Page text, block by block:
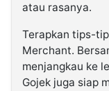
atau rasanya.
Terapkan tips-
Merchant.
menjangkau ke
Gojek juga siap